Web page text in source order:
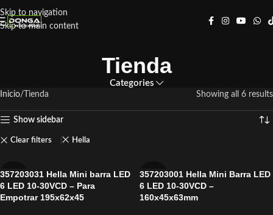
Skip to navigation
Skip to main content
Tienda
Categories
Inicio Tienda Showing all 6 results
Show sidebar
Clear filters Hella
HELLA
357203031 Hella Mini barra LED
6 LED 10-30VCD – Para
Empotrar 195x62x45
HELLA
357203001 Hella Mini Barra LED
6 LED 10-30VCD –
160x45x63mm